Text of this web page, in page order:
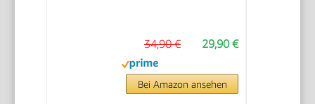
| Windmaschine |
Luftkühler |
Energiesparend | 4
29,90 €
34,90 €
Bei Amazon ansehen